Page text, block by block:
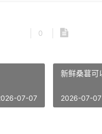
0
07-07
新鲜桑葚可
2026-07-07